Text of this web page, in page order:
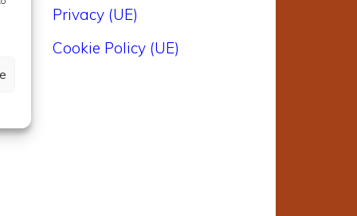
Privacy (UE)
Cookie Policy (UE)